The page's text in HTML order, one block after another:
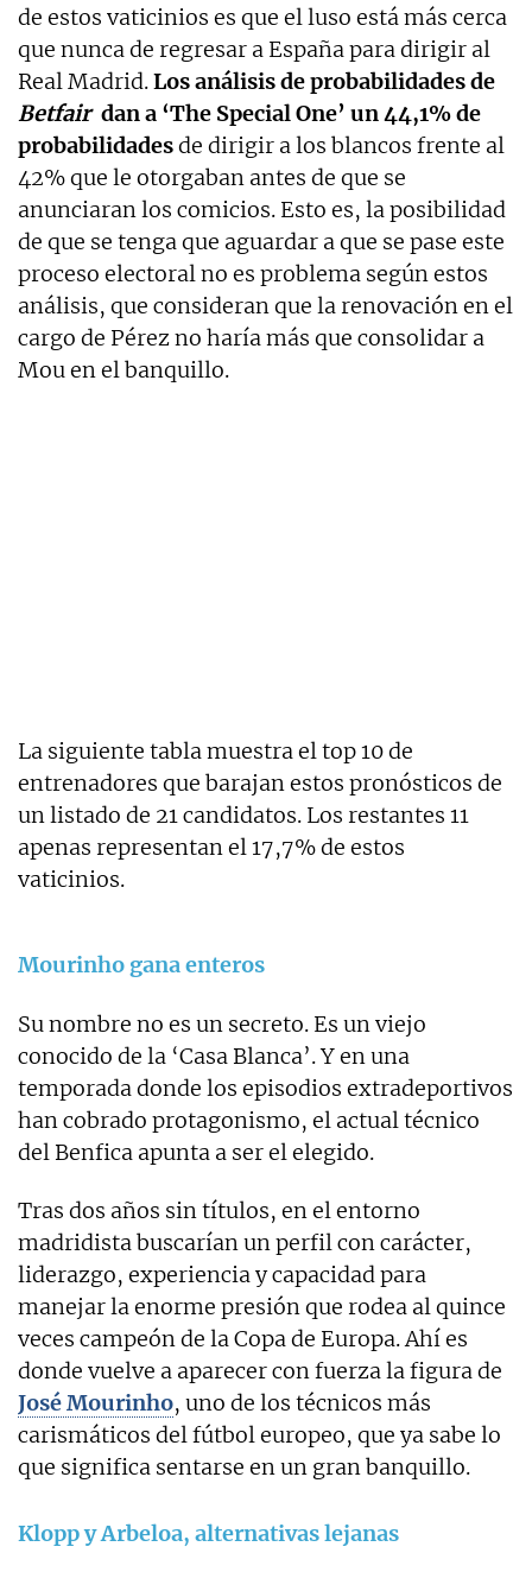
de estos vaticinios es que el luso está más cerca
que nunca de regresar a España para dirigir al
Real Madrid.Los análisis de probabilidades de
Betfair dan a ‘The Special One’ un 44,1% de
probabilidadesde dirigir a los blancos frente al
42% que le otorgaban antes de que se
anunciaran los comicios. Esto es, la posibilidad
de que se tenga que aguardar a que se pase este
proceso electoral no es problema según estos
análisis, que consideran que la renovación en el
cargo de Pérez no haría más que consolidar a
Mou en el banquillo.
La siguiente tabla muestra el top 10 de
entrenadores que barajan estos pronósticos de
un listado de 21 candidatos. Los restantes 11
apenas representan el 17,7% de estos
vaticinios.
Mourinho gana enteros
Su nombre no es un secreto. Es un viejo
conocido de la ‘Casa Blanca’. Y en una
temporada donde los episodios extradeportivos
han cobrado protagonismo, el actual técnico
del Benfica apunta a ser el elegido.
Tras dos años sin títulos, en el entorno
madridista buscarían un perfil con carácter,
liderazgo, experiencia y capacidad para
manejar la enorme presión que rodea al quince
veces campeón de la Copa de Europa. Ahí es
donde vuelve a aparecer con fuerza la figura de
José Mourinho, uno de los técnicos más
carismáticos del fútbol europeo, que ya sabe lo
que significa sentarse en un gran banquillo.
Klopp y Arbeloa, alternativas lejanas